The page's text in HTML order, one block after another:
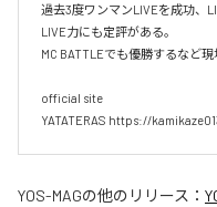
過去3度ワンマンLIVEを成功、
LIVE力にも定評がある。
MC BATTLEでも優勝するなど
official site
YATATERAS https://
YOS-MAGの他のリリース：